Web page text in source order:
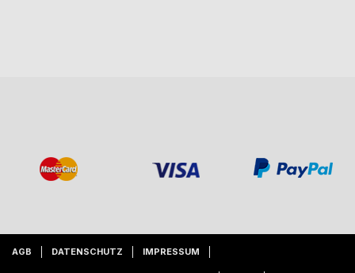
AGB DATENSCHUTZ IMPRESSUM